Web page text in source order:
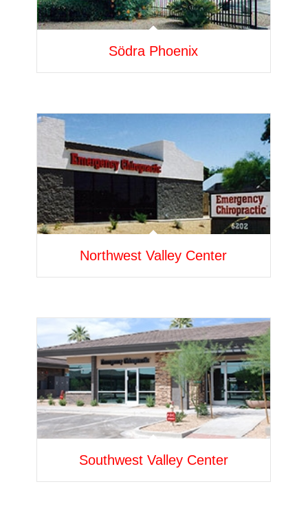
Södra Phoenix
Northwest Valley Center
Southwest Valley Center